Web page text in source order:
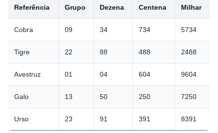
Referência Grupo Dezena Centena Milhar
Cobra 09 34 734 5734
Tigre 22 88 488 2488
Avestruz 01 04 604 9604
Galo 13 50 250 7250
Urso 23 91 391 8391